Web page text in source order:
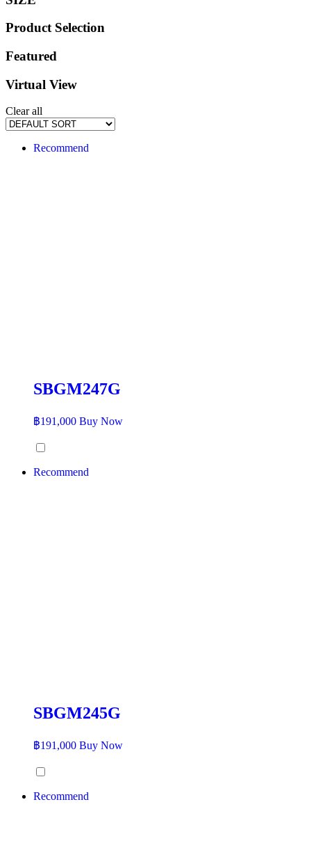
Product Selection
Featured
Virtual View
Clear all
Recommend
SBGM247G
฿191,000 Buy Now
Recommend
SBGM245G
฿191,000 Buy Now
Recommend